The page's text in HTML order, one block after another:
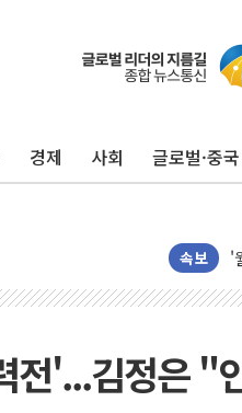
경제 사회 글로벌·중국
속보
전'...김정은 "